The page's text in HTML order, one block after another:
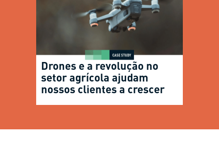
Drones e a revolução no
setor agrícola ajudam
nossos clientes a crescer